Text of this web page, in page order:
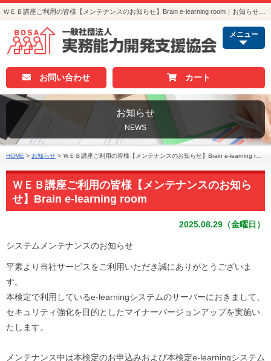
メニュー
お問い合わせ カート
お知らせ
NEWS
HOME > お知らせ > ＷＥＢ講座ご利用の皆様【メンテナンスのお知らせ】Brain e-learning room
ＷＥＢ講座ご利用の皆様【メンテナンスのお知ら
せ】Brain e-learning room
2025.08.29（金曜日）
システムメンテナンスのお知らせ
平素より当社サービスをご利用いただき誠にありがとうございま
す。
本検定で利用しているe-learningシステムのサーバーにおきまして、
セキュリティ強化を目的としたマイナーバージョンアップを実施い
たします。
メンテナンス中は本検定のお申込みおよび本検定e-learningシステム